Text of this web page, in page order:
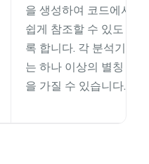
을 생성하여 코드에서
쉽게 참조할 수 있도
록 합니다. 각 분석기
는 하나 이상의 별칭
을 가질 수 있습니다.